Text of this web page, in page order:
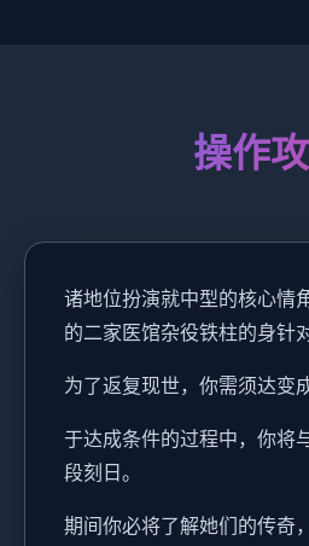
操作
诸地位扮演就中型的核心情
的二家医馆杂役铁柱的身针对
为了返复现世，你需须达变
于达成条件的过程中， 你将
段刻日。
期间你必将了解她们的传奇